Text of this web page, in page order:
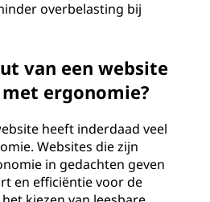
overbelasting bij
van een website
ergonomie?
heeft inderdaad veel
Websites die zijn
in gedachten geven
en efficiëntie voor de